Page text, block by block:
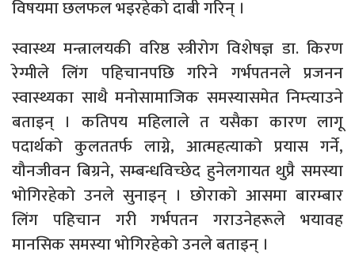
विषयमा छलफल भइरहेको दाबी गरिन् ।
स्वास्थ्य मन्त्रालयकी वरिष्ठ स्त्रीरोग विशेषज्ञ डा. किरण
रेग्मीले लिंग पहिचानपछि गरिने गर्भपतनले प्रजनन
स्वास्थ्यका साथै मनोसामाजिक समस्यासमेत निम्त्याउने
बताइन् । कतिपय महिलाले त यसैका कारण लागू
पदार्थको कुलततर्फ लाग्ने, आत्महत्याको प्रयास गर्ने,
यौनजीवन बिग्रने, सम्बन्धविच्छेद हुनेलगायत थुप्रै समस्या
भोगिरहेको उनले सुनाइन् । छोराको आसमा बारम्बार
लिंग पहिचान गरी गर्भपतन गराउनेहरूले भयावह
मानसिक समस्या भोगिरहेको उनले बताइन् ।